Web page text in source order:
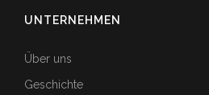
UNTERNEHMEN
Über uns
Geschichte